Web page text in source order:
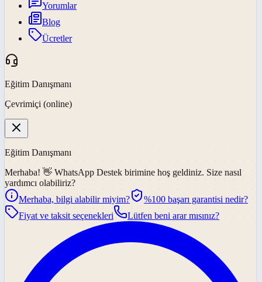
Yorumlar
Blog
Ücretler
Eğitim Danışmanı
Çevrimiçi (online)
Eğitim Danışmanı
Merhaba! 👋 WhatsApp Destek birimine hoş geldiniz. Size nasıl
yardımcı olabiliriz?
Merhaba, bilgi alabilir miyim?
%100 başarı garantisi nedir?
Fiyat ve taksit seçenekleri
Lütfen beni arar mısınız?